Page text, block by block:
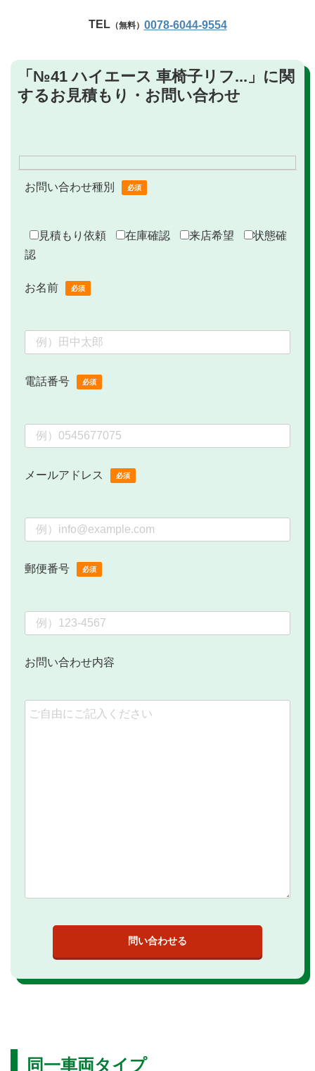
TEL（無料） 0078-6044-9554
「№41 ハイエース 車椅子リフ...」に関
するお見積もり・お問い合わせ
お問い合わせ種別 必須
見積もり依頼 在庫確認 来店希望
状態確
認
お名前 必須
電話番号 必須
メールアドレス 必須
郵便番号 必須
お問い合わせ内容
同一車両タイプ